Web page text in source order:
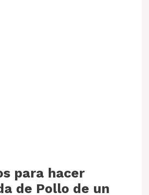
para hacer
de Pollo de un